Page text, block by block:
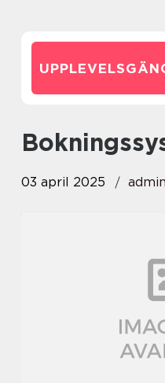
03 april 2025 admin